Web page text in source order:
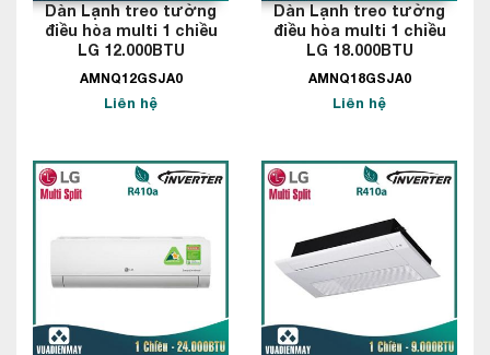
Dàn Lạnh treo tường
điều hòa multi 1 chiều
LG 12.000BTU
AMNQ12GSJA0
Liên hệ
Dàn Lạnh treo tường
điều hòa multi 1 chiều
LG 18.000BTU
AMNQ18GSJA0
Liên hệ